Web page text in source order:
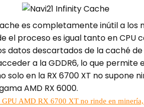
es completamente inútil a
el proceso es igual tanto en
datos descartados de la caché de
a la GDDR6, lo que
solo en la RX 6700 XT no
AMD RX 6000.
GPU AMD RX 6700 XT no rinde en minería,